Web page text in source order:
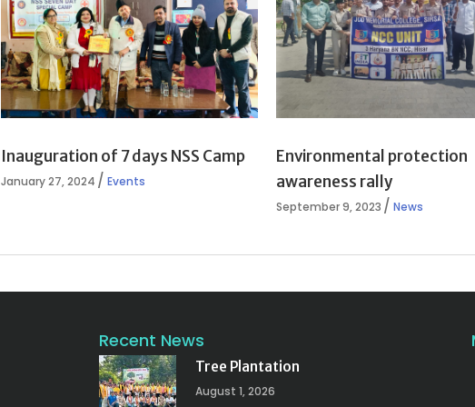
Inauguration of 7 days NSS Camp
January 27, 2024 Events
Environmental protection
awareness rally
September 9, 2023 News
Recent News
Tree Plantation
August 1, 2026